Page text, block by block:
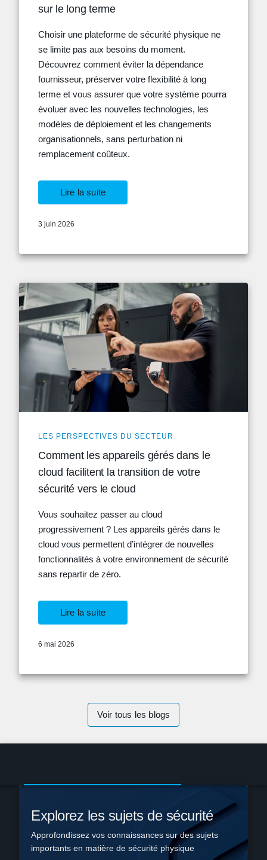
sur le long terme
Choisir une plateforme de sécurité physique ne
se limite pas aux besoins du moment.
Découvrez comment éviter la dépendance
fournisseur, préserver votre flexibilité à long
terme et vous assurer que votre système pourra
évoluer avec les nouvelles technologies, les
modèles de déploiement et les changements
organisationnels, sans perturbation ni
remplacement coûteux.
Lire la suite
3 juin 2026
LES PERSPECTIVES DU SECTEUR
Comment les appareils gérés dans le
cloud facilitent la transition de votre
sécurité vers le cloud
Vous souhaitez passer au cloud
progressivement ? Les appareils gérés dans le
cloud vous permettent d’intégrer de nouvelles
fonctionnalités à votre environnement de sécurité
sans repartir de zéro.
Lire la suite
6 mai 2026
Voir tous les blogs
Explorez les sujets de sécurité
Approfondissez vos connaissances sur des sujets
importants en matière de sécurité physique